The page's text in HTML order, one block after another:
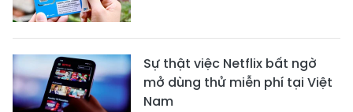
Sự thật việc Netflix bất ngờ
mở dùng thử miễn phí tại Việt
Nam